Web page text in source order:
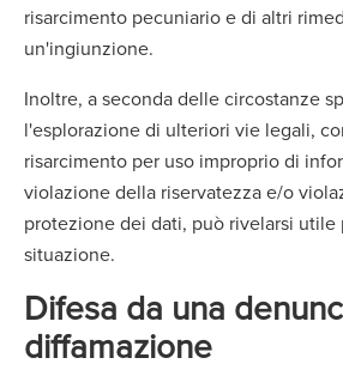
risarcimento pecuniario e di altri
un'ingiunzione.
Inoltre, a seconda delle circostanze
l'esplorazione di ulteriori vie legali,
risarcimento per uso improprio di
violazione della riservatezza e/o
protezione dei dati, può rivelarsi utile
situazione.
Difesa da una
diffamazione